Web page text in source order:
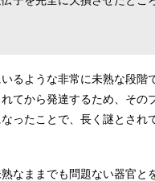
るような非常に未熟な段
てから発達するため、そ
ったことで、長く謎とさ
なままでも問題ない器官